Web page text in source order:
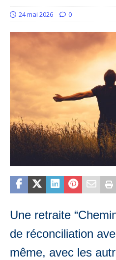
24 mai 2026 0
Une retraite
de réconciliation
même, avec les